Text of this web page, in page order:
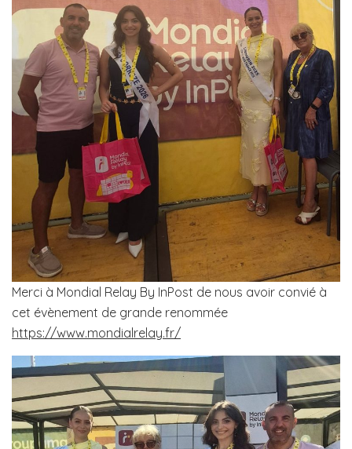
Merci à Mondial Relay By InPost de nous avoir convié à
cet évènement de grande renommée
https://www.mondialrelay.fr/